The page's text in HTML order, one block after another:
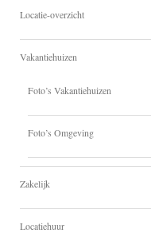
Locatie-overzicht
Vakantiehuizen
Foto’s Vakantiehuizen
Foto’s Omgeving
Zakelijk
Locatiehuur